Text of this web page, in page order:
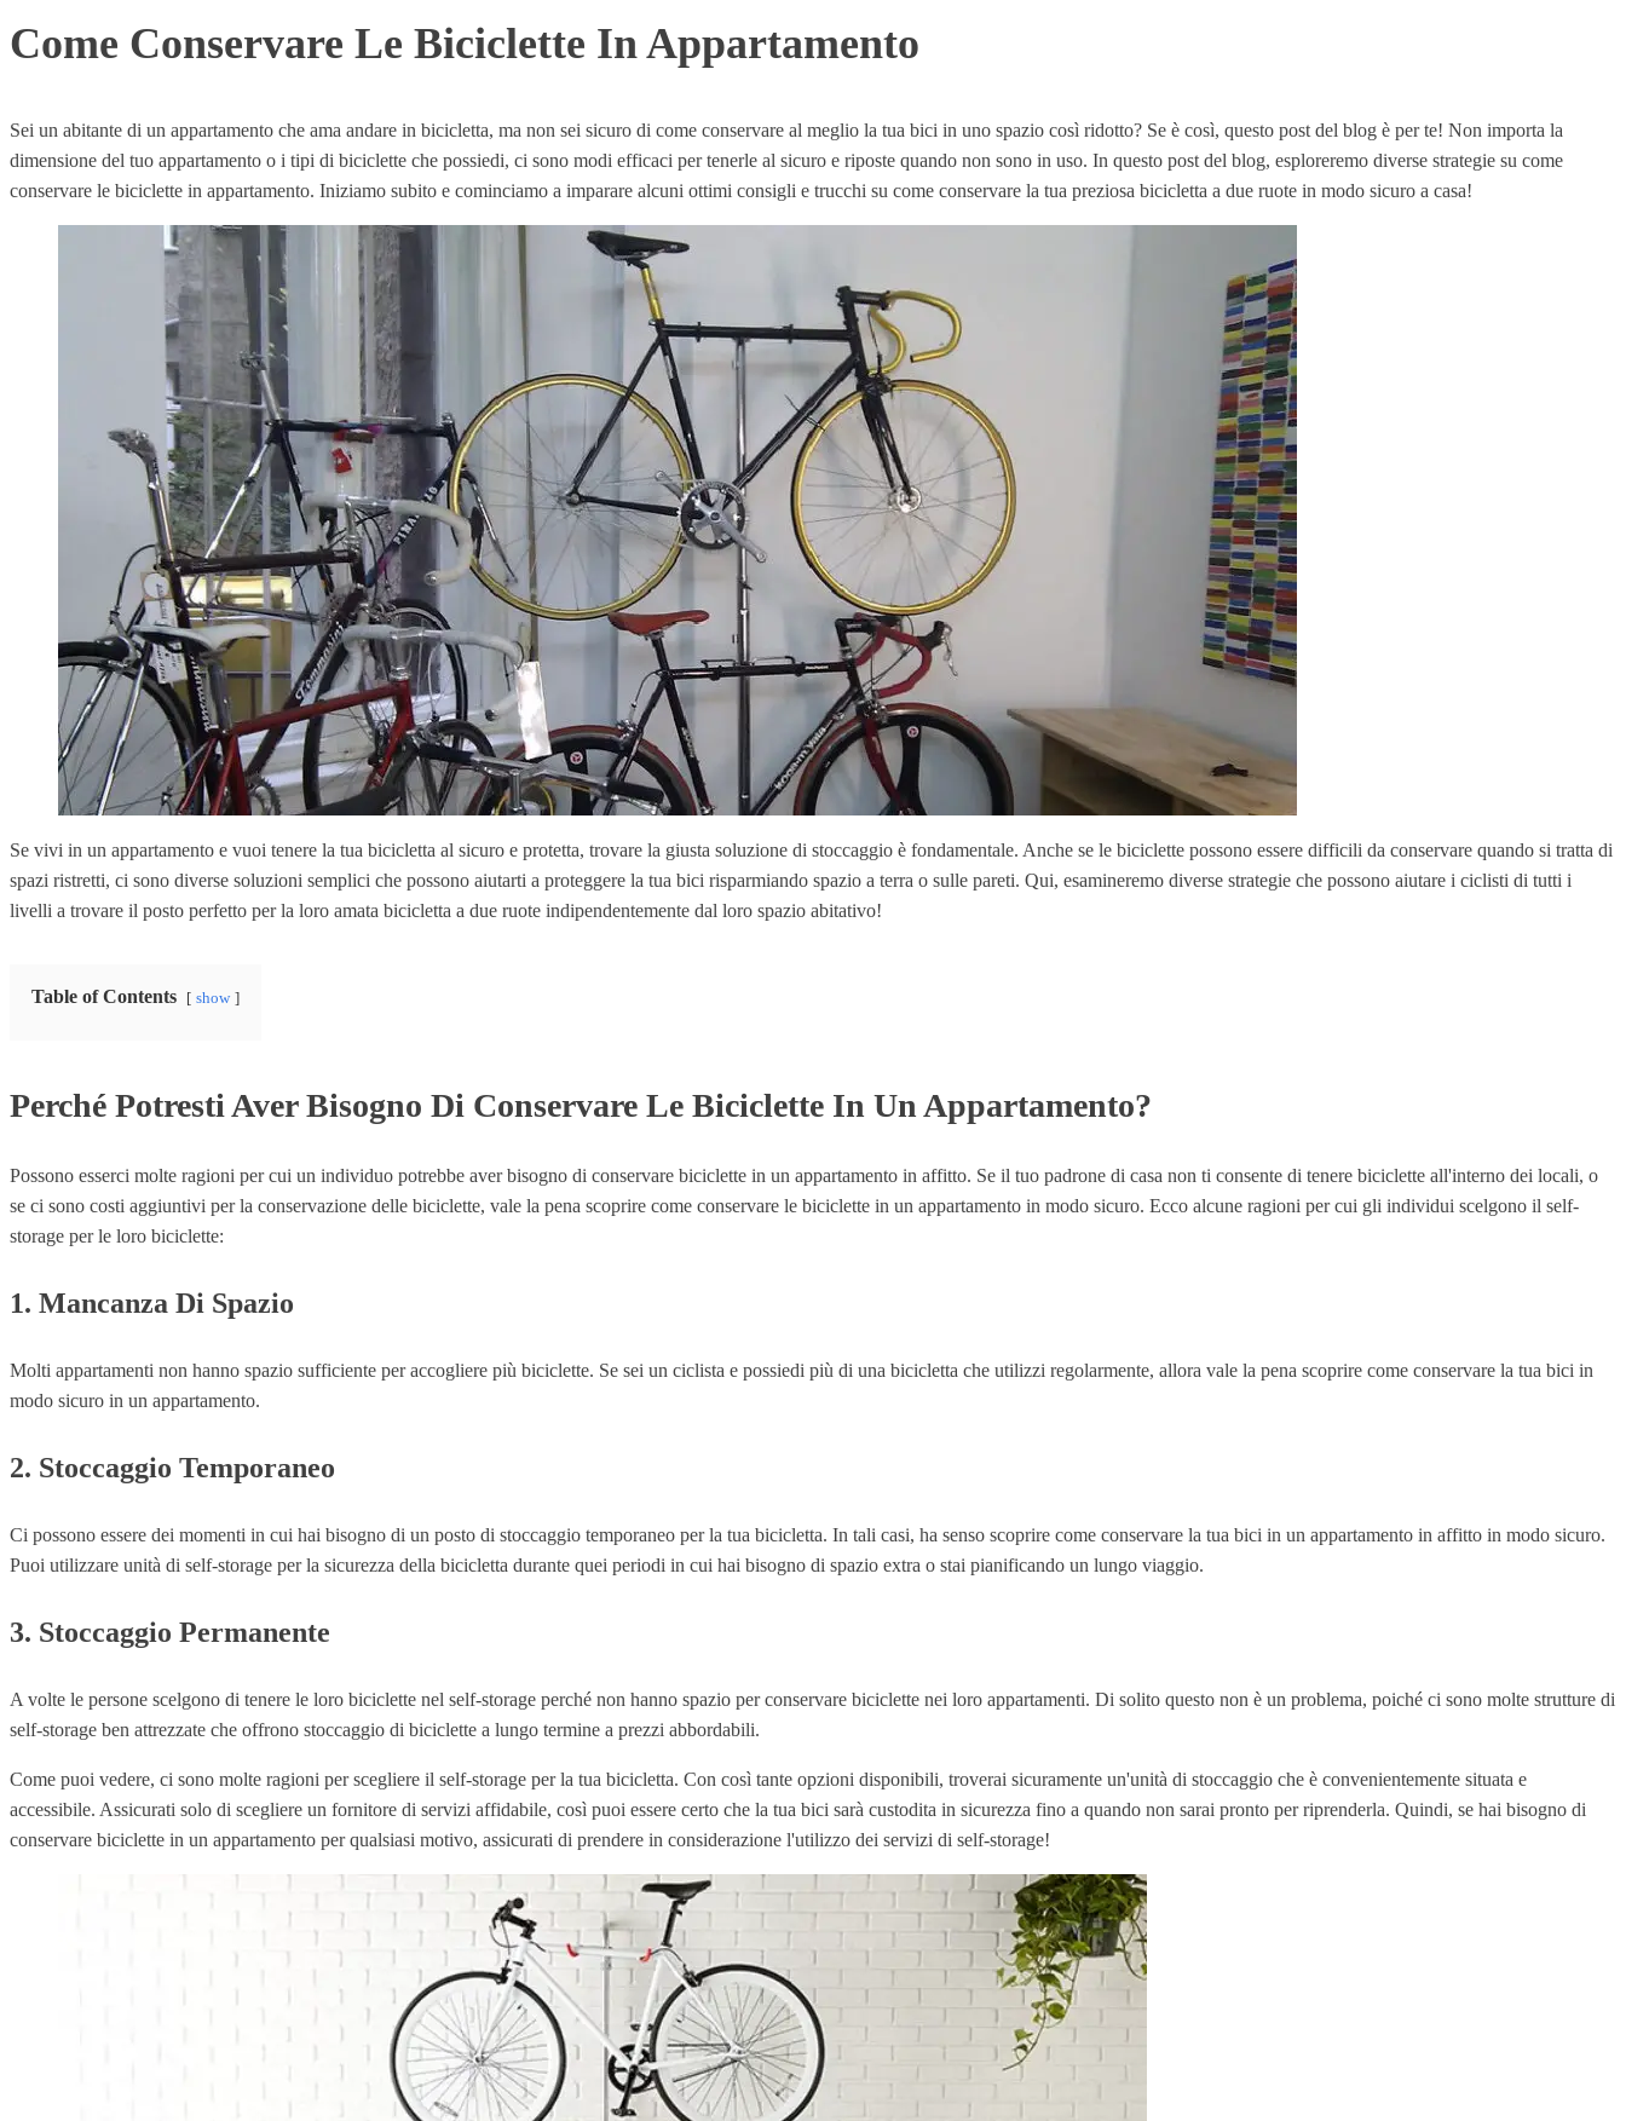
Come Conservare Le Biciclette In Appartamento
Sei un abitante di un appartamento che ama andare in bicicletta, ma non sei sicuro di come conservare al meglio la tua bici in uno spazio così ridotto? Se è così, questo post del blog è per te! Non importa la
dimensione del tuo appartamento o i tipi di biciclette che possiedi, ci sono modi efficaci per tenerle al sicuro e riposte quando non sono in uso. In questo post del blog, esploreremo diverse strategie su come
conservare le biciclette in appartamento. Iniziamo subito e cominciamo a imparare alcuni ottimi consigli e trucchi su come conservare la tua preziosa bicicletta a due ruote in modo sicuro a casa!
Se vivi in un appartamento e vuoi tenere la tua bicicletta al sicuro e protetta, trovare la giusta soluzione di stoccaggio è fondamentale. Anche se le biciclette possono essere difficili da conservare quando si tratta di
spazi ristretti, ci sono diverse soluzioni semplici che possono aiutarti a proteggere la tua bici risparmiando spazio a terra o sulle pareti. Qui, esamineremo diverse strategie che possono aiutare i ciclisti di tutti i
livelli a trovare il posto perfetto per la loro amata bicicletta a due ruote indipendentemente dal loro spazio abitativo!
Table of Contents show
Perché Potresti Aver Bisogno Di Conservare Le Biciclette In Un Appartamento?
Possono esserci molte ragioni per cui un individuo potrebbe aver bisogno di conservare biciclette in un appartamento in affitto. Se il tuo padrone di casa non ti consente di tenere biciclette all'interno dei locali, o
se ci sono costi aggiuntivi per la conservazione delle biciclette, vale la pena scoprire come conservare le biciclette in un appartamento in modo sicuro. Ecco alcune ragioni per cui gli individui scelgono il self-
storage per le loro biciclette:
1. Mancanza Di Spazio
Molti appartamenti non hanno spazio sufficiente per accogliere più biciclette. Se sei un ciclista e possiedi più di una bicicletta che utilizzi regolarmente, allora vale la pena scoprire come conservare la tua bici in
modo sicuro in un appartamento.
2. Stoccaggio Temporaneo
Ci possono essere dei momenti in cui hai bisogno di un posto di stoccaggio temporaneo per la tua bicicletta. In tali casi, ha senso scoprire come conservare la tua bici in un appartamento in affitto in modo sicuro.
Puoi utilizzare unità di self-storage per la sicurezza della bicicletta durante quei periodi in cui hai bisogno di spazio extra o stai pianificando un lungo viaggio.
3. Stoccaggio Permanente
A volte le persone scelgono di tenere le loro biciclette nel self-storage perché non hanno spazio per conservare biciclette nei loro appartamenti. Di solito questo non è un problema, poiché ci sono molte strutture di
self-storage ben attrezzate che offrono stoccaggio di biciclette a lungo termine a prezzi abbordabili.
Come puoi vedere, ci sono molte ragioni per scegliere il self-storage per la tua bicicletta. Con così tante opzioni disponibili, troverai sicuramente un'unità di stoccaggio che è convenientemente situata e
accessibile. Assicurati solo di scegliere un fornitore di servizi affidabile, così puoi essere certo che la tua bici sarà custodita in sicurezza fino a quando non sarai pronto per riprenderla. Quindi, se hai bisogno di
conservare biciclette in un appartamento per qualsiasi motivo, assicurati di prendere in considerazione l'utilizzo dei servizi di self-storage!